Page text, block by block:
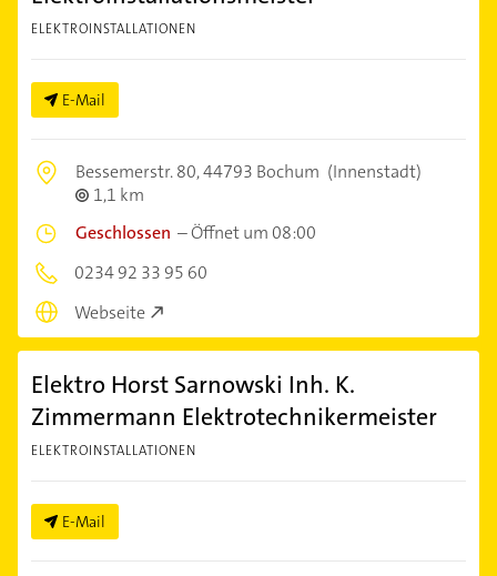
ELEKTROINSTALLATIONEN
E-Mail
Bessemerstr. 80,44793 Bochum (Innenstadt)
1,1 km
Geschlossen –Öffnet um 08:00
0234 92 33 95 60
Webseite
Elektro Horst Sarnowski Inh. K.
Zimmermann Elektrotechnikermeister
ELEKTROINSTALLATIONEN
E-Mail